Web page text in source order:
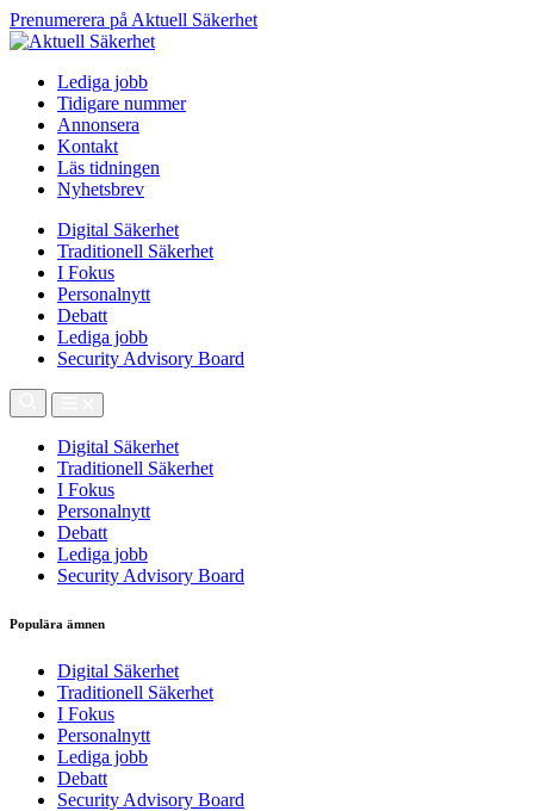
Prenumerera på Aktuell Säkerhet
Lediga jobb
Tidigare nummer
Annonsera
Kontakt
Läs tidningen
Nyhetsbrev
Digital Säkerhet
Traditionell Säkerhet
I Fokus
Personalnytt
Debatt
Lediga jobb
Security Advisory Board
Digital Säkerhet
Traditionell Säkerhet
I Fokus
Personalnytt
Debatt
Lediga jobb
Security Advisory Board
Populära ämnen
Digital Säkerhet
Traditionell Säkerhet
I Fokus
Personalnytt
Lediga jobb
Debatt
Security Advisory Board